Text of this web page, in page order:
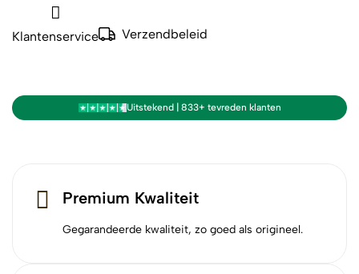
Klantenservice Verzendbeleid
Uitstekend | 833+ tevreden klanten
Premium Kwaliteit
Gegarandeerde kwaliteit, zo goed als origineel.